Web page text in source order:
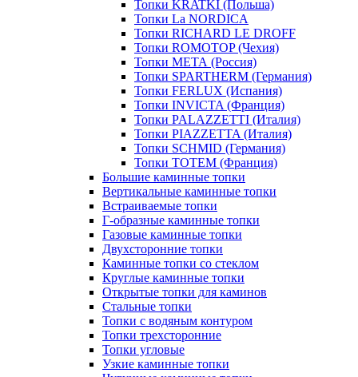
Топки KRATKI (Польша)
Топки La NORDICA
Топки RICHARD LE DROFF
Топки ROMOTOP (Чехия)
Топки МЕТА (Россия)
Топки SPARTHERM (Германия)
Топки FERLUX (Испания)
Топки INVICTA (Франция)
Топки PALAZZETTI (Италия)
Топки PIAZZETTA (Италия)
Топки SCHMID (Германия)
Топки TOTEM (Франция)
Большие каминные топки
Вертикальные каминные топки
Встраиваемые топки
Г-образные каминные топки
Газовые каминные топки
Двухсторонние топки
Каминные топки со стеклом
Круглые каминные топки
Открытые топки для каминов
Стальные топки
Топки с водяным контуром
Топки трехсторонние
Топки угловые
Узкие каминные топки